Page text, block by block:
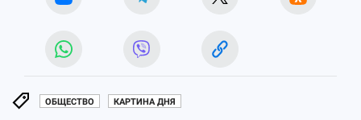
ОБЩЕСТВО КАРТИНА ДНЯ